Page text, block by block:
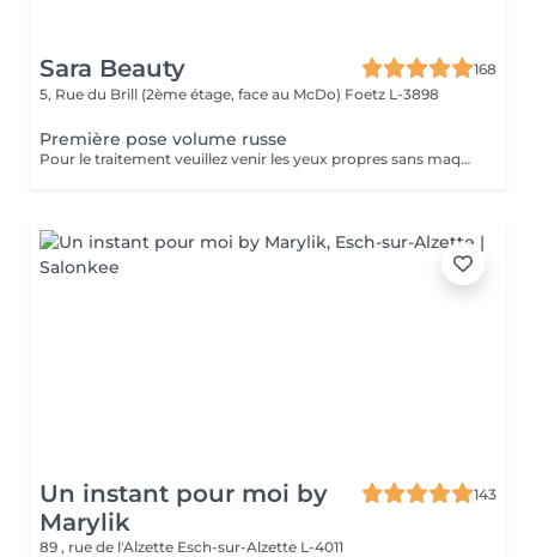
Sara Beauty
168
5, Rue du Brill (2ème étage, face au McDo) Foetz L-3898
Première pose volume russe
Pour le traitement veuillez venir les yeux propres sans maquillage. Si vous avez déjà des extensions de cils choisissez d'abord l'option "Dépose des cils" puis "Première pose". Il est possible que vous soyez allergique à la colle, et les esthéticiennes ne peuvent pas savoir à l'avance s'il y a une allergie avant qu'elle ne se manifeste. Les réactions allergiques surviennent généralement après 3 ou 4 heures et peuvent inclure des picotements, des démangeaisons et un possible gonflement des yeux. Si des rougeurs apparaissent après le traitement, vous pourriez simplement être sensible à la colle, mais ce n'est pas nécessairement une allergie. Attendez un jour, si la situation ne s'améliore pas, il pourrait s'agir d'une allergie à la colle, et il est alors recommandé de retirer les cils. Il est important de noter que l'esthéticienne n'est pas responsable de l'allergie, et le retrait des cils peut résoudre le problème.
Un instant pour moi by
Marylik
143
89 , rue de l'Alzette Esch-sur-Alzette L-4011